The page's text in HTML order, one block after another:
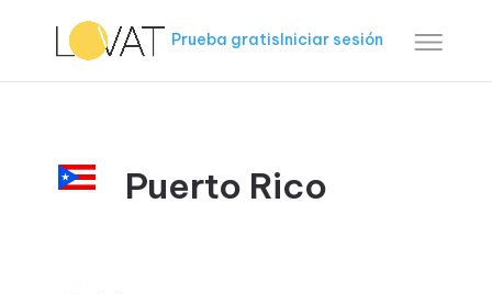
Prueba gratisIniciar sesión
Puerto Rico